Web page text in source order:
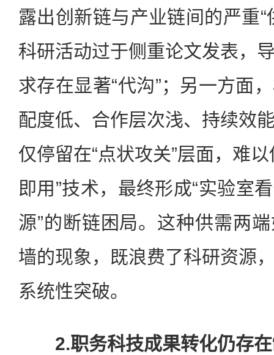
露出创新链与产业链间的严重
科研活动过于侧重论文发表，
求存在显著“代沟”；另一方面
配度低、合作层次浅、持续效
仅停留在“点状攻关”层面，难
即用”技术，最终形成“实验室
源”的断链困局。这种供需两
墙的现象，既浪费了科研资源
系统性突破。
2.职务科技成果转化仍存